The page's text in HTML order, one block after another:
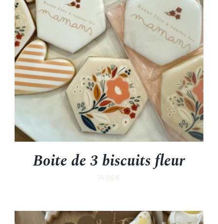
Boite de 3 biscuits fleur
14.00€